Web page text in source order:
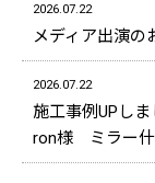
2026.07.22
メディア出演の
2026.07.22
施工事例UPし
ron様 ミラー